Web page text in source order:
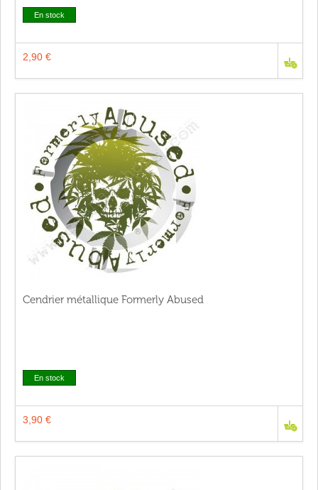
En stock
2,90 €
Cendrier métallique Formerly Abused
En stock
3,90 €